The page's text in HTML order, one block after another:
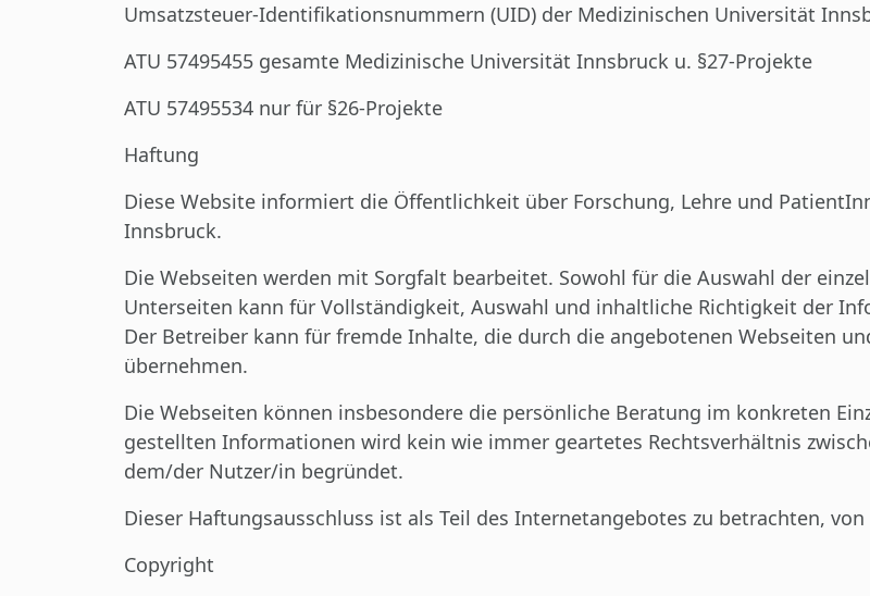
Umsatzsteuer-Identifikationsnummern (UID) der Medizinischen Universität
ATU 57495455 gesamte Medizinische Universität Innsbruck u. §27-Projekte
ATU 57495534 nur für §26-Projekte
Haftung
Diese Website informiert die Öffentlichkeit über Forschung, Lehre und
Innsbruck.
Die Webseiten werden mit Sorgfalt bearbeitet. Sowohl für die Auswahl der
Unterseiten kann für Vollständigkeit, Auswahl und inhaltliche Richtigkeit der
Der Betreiber kann für fremde Inhalte, die durch die angebotenen Webseiten
übernehmen.
Die Webseiten können insbesondere die persönliche Beratung im konkreten
gestellten Informationen wird kein wie immer geartetes Rechtsverhältnis
dem/der Nutzer/in begründet.
Dieser Haftungsausschluss ist als Teil des Internetangebotes zu betrachten,
Copyright